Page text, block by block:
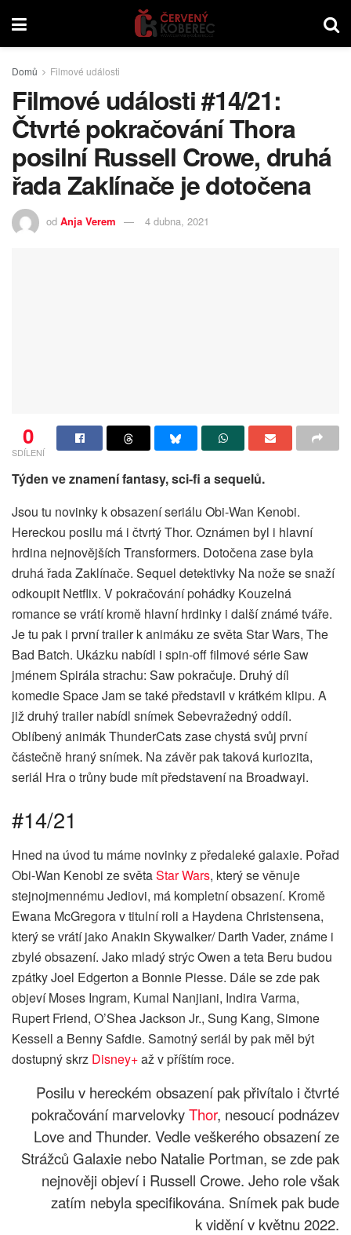
Domů Filmové události
Filmové události #14/21:
Čtvrté pokračování Thora
posilní Russell Crowe, druhá
řada Zaklínače je dotočena
od Anja Verem 4 dubna, 2021
0
SDÍLENÍ
Týden ve znamení fantasy, sci-fi a sequelů.
Jsou tu novinky k obsazení seriálu Obi-Wan Kenobi.
Hereckou posilu má i čtvrtý Thor. Oznámen byl i hlavní
hrdina nejnovějších Transformers. Dotočena zase byla
druhá řada Zaklínače. Sequel detektivky Na nože se snaží
odkoupit Netflix. V pokračování pohádky Kouzelná
romance se vrátí kromě hlavní hrdinky i další známé tváře.
Je tu pak i první trailer k animáku ze světa Star Wars, The
Bad Batch. Ukázku nabídl i spin-off filmové série Saw
jménem Spirála strachu: Saw pokračuje. Druhý díl
komedie Space Jam se také představil v krátkém klipu. A
již druhý trailer nabídl snímek Sebevražedný oddíl.
Oblíbený animák ThunderCats zase chystá svůj první
částečně hraný snímek. Na závěr pak taková kuriozita,
seriál Hra o trůny bude mít představení na Broadwayi.
#14/21
Hned na úvod tu máme novinky z předaleké galaxie. Pořad
Obi-Wan Kenobi ze světaStar Wars, který se věnuje
stejnojmennému Jediovi, má kompletní obsazení. Kromě
Ewana McGregora v titulní roli a Haydena Christensena,
který se vrátí jako Anakin Skywalker/ Darth Vader, známe i
zbylé obsazení. Jako mladý strýc Owen a teta Beru budou
zpátky Joel Edgerton a Bonnie Piesse. Dále se zde pak
objeví Moses Ingram, Kumal Nanjiani, Indira Varma,
Rupert Friend, O’Shea Jackson Jr., Sung Kang, Simone
Kessell a Benny Safdie. Samotný seriál by pak měl být
dostupný skrz Disney+až v příštím roce.
Posilu v hereckém obsazení pak přivítalo i čtvrté
pokračování marvelovkyThor, nesoucí podnázev
Love and Thunder. Vedle veškerého obsazení ze
Strážců Galaxie nebo Natalie Portman, se zde pak
nejnověji objeví i Russell Crowe. Jeho role však
zatím nebyla specifikována. Snímek pak bude
k vidění v květnu 2022.